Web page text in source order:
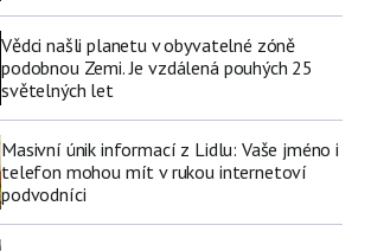
Vědci našli planetu v obyvatelné zóně
podobnou Zemi. Je vzdálená pouhých 25
světelných let
Masivní únik informací z Lidlu: Vaše jméno i
telefon mohou mít v rukou internetoví
podvodníci